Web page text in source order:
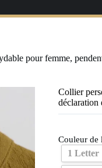
pour femme,
Collier
déclaration
Couleur de
1 Letter